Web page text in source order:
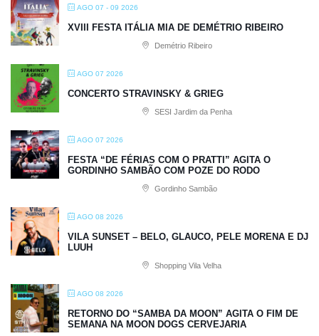
AGO 07 - 09 2026
XVIII FESTA ITÁLIA MIA DE DEMÉTRIO RIBEIRO
Demétrio Ribeiro
AGO 07 2026
CONCERTO STRAVINSKY & GRIEG
SESI Jardim da Penha
AGO 07 2026
FESTA “DE FÉRIAS COM O PRATTI” AGITA O
GORDINHO SAMBÃO COM POZE DO RODO
Gordinho Sambão
AGO 08 2026
VILA SUNSET – BELO, GLAUCO, PELE MORENA E DJ
LUUH
Shopping Vila Velha
AGO 08 2026
RETORNO DO “SAMBA DA MOON” AGITA O FIM DE
SEMANA NA MOON DOGS CERVEJARIA